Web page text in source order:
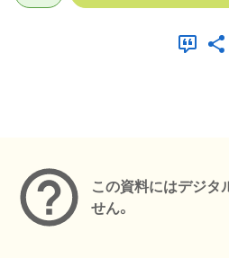
この資料にはデジタ
せん。